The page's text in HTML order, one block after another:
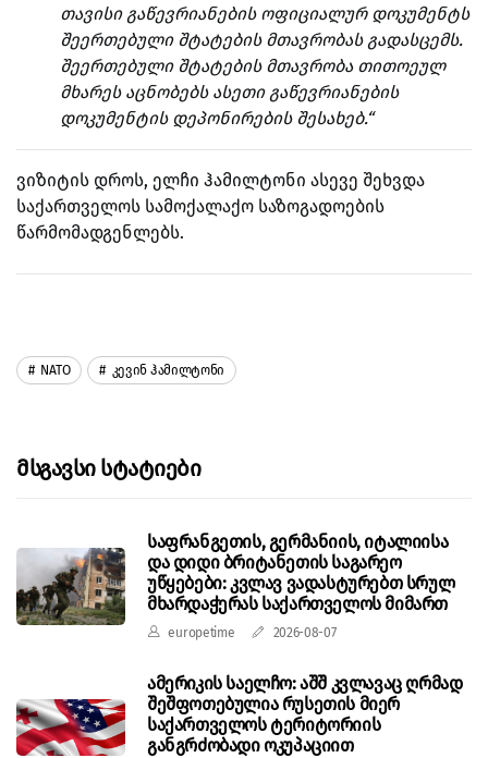
თავისი გაწევრიანების ოფიციალურ დოკუმენტს
შეერთებული შტატების მთავრობას გადასცემს.
შეერთებული შტატების მთავრობა თითოეულ
მხარეს აცნობებს ასეთი გაწევრიანების
დოკუმენტის დეპონირების შესახებ.“
ვიზიტის დროს, ელჩი ჰამილტონი ასევე შეხვდა
საქართველოს სამოქალაქო საზოგადოების
წარმომადგენლებს.
NATO Კევინ Ჰამილტონი
Მსგავსი Სტატიები
საფრანგეთის, გერმანიის, იტალიისა
და დიდი ბრიტანეთის საგარეო
უწყებები: კვლავ ვადასტურებთ სრულ
მხარდაჭერას საქართველოს მიმართ
europetime 2026-08-07
ამერიკის საელჩო: აშშ კვლავაც ღრმად
შეშფოთებულია რუსეთის მიერ
საქართველოს ტერიტორიის
განგრძობადი ოკუპაციით